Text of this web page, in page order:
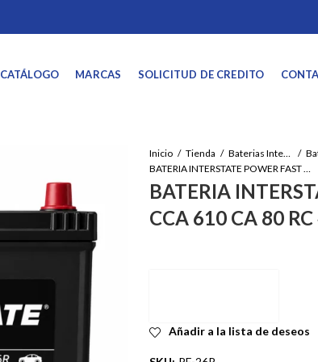
CATÁLOGO MARCAS SOLICITUD DE CREDITO
Inicio Tienda Baterias Interstate
BATERIA INTERSTATE POWER FAST 500 CCA 610 CA 80 RC 40 AH
BATERIA
CCA 610 CA 80
Añadir a la lista de deseos